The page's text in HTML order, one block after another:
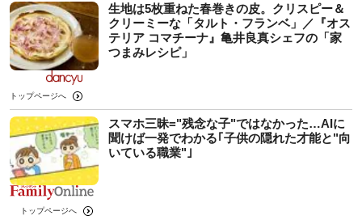
生地は5枚重ねた春巻きの皮。クリスピー＆
クリーミーな「タルト・フランベ」／『オス
テリア コマチーナ』亀井良真シェフの「家
つまみレシピ」
トップページへ
スマホ三昧="残念な子"ではなかった…AIに
聞けば一発でわかる｢子供の隠れた才能と"向
いている職業"｣
トップページへ